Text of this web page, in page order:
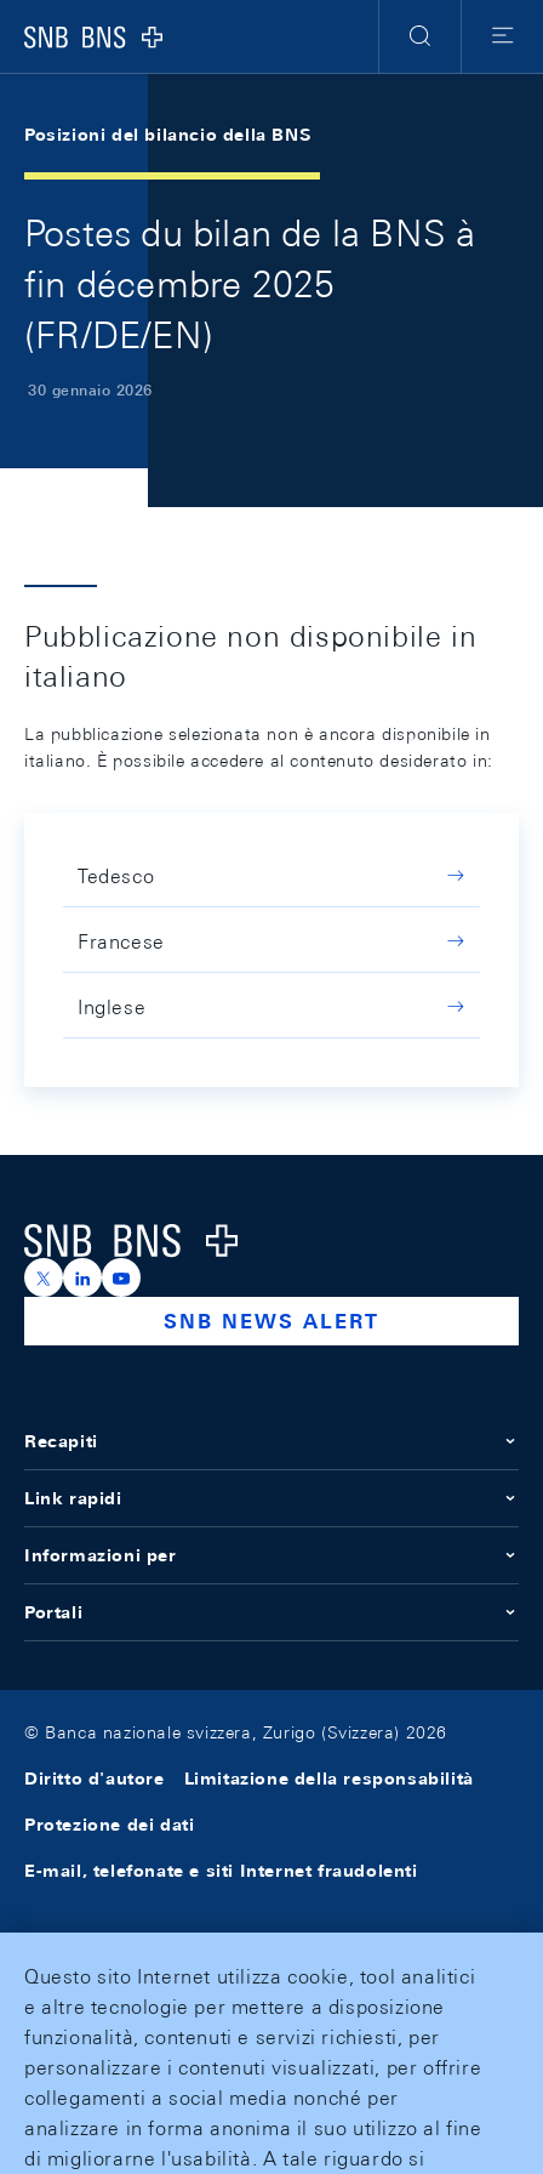
Logo
Ricerca
Menu
Posizioni del bilancio della BNS
Postes du bilan de la BNS à
fin décembre 2025
(FR/DE/EN)
30 gennaio 2026
Pubblicazione non disponibile in
italiano
La pubblicazione selezionata non è ancora disponibile in
italiano. È possibile accedere al contenuto desiderato in:
Tedesco
Francese
Inglese
Logo
https://x.com/snb_bns
https://ch.linkedin.com/company/swiss-national-
https://www.youtube.com/@swissnationalbank
SNB NEWS ALERT
Recapiti
Link rapidi
Informazioni per
Portali
© Banca nazionale svizzera, Zurigo (Svizzera) 2026
Diritto d'autore Limitazione della responsabilità
Protezione dei dati
E-mail, telefonate e siti Internet fraudolenti
Questo sito Internet utilizza cookie, tool analitici
e altre tecnologie per mettere a disposizione
funzionalità, contenuti e servizi richiesti, per
personalizzare i contenuti visualizzati, per offrire
collegamenti a social media nonché per
analizzare in forma anonima il suo utilizzo al fine
di migliorarne l'usabilità. A tale riguardo si